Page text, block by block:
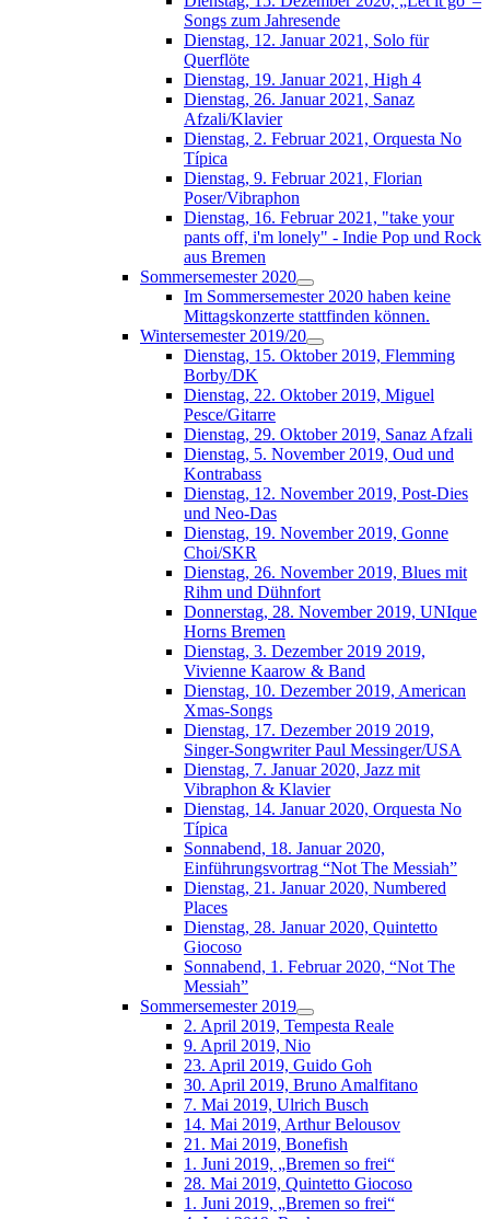
Songs zum Jahresende
Dienstag, 12. Januar 2021, Solo für
Querflöte
Dienstag, 19. Januar 2021, High 4
Dienstag, 26. Januar 2021, Sanaz
Afzali/Klavier
Dienstag, 2. Februar 2021, Orquesta No
Típica
Dienstag, 9. Februar 2021, Florian
Poser/Vibraphon
Dienstag, 16. Februar 2021, "take your
pants off, i'm lonely" - Indie Pop und Rock
aus Bremen
Sommersemester 2020
Im Sommersemester 2020 haben keine
Mittagskonzerte stattfinden können.
Wintersemester 2019/20
Dienstag, 15. Oktober 2019, Flemming
Borby/DK
Dienstag, 22. Oktober 2019, Miguel
Pesce/Gitarre
Dienstag, 29. Oktober 2019, Sanaz Afzali
Dienstag, 5. November 2019, Oud und
Kontrabass
Dienstag, 12. November 2019, Post-Dies
und Neo-Das
Dienstag, 19. November 2019, Gonne
Choi/SKR
Dienstag, 26. November 2019, Blues mit
Rihm und Dühnfort
Donnerstag, 28. November 2019, UNIque
Horns Bremen
Dienstag, 3. Dezember 2019 2019,
Vivienne Kaarow & Band
Dienstag, 10. Dezember 2019, American
Xmas-Songs
Dienstag, 17. Dezember 2019 2019,
Singer-Songwriter Paul Messinger/USA
Dienstag, 7. Januar 2020, Jazz mit
Vibraphon & Klavier
Dienstag, 14. Januar 2020, Orquesta No
Típica
Sonnabend, 18. Januar 2020,
Einführungsvortrag “Not The Messiah”
Dienstag, 21. Januar 2020, Numbered
Places
Dienstag, 28. Januar 2020, Quintetto
Giocoso
Sonnabend, 1. Februar 2020, “Not The
Messiah”
Sommersemester 2019
2. April 2019, Tempesta Reale
9. April 2019, Nio
23. April 2019, Guido Goh
30. April 2019, Bruno Amalfitano
7. Mai 2019, Ulrich Busch
14. Mai 2019, Arthur Belousov
21. Mai 2019, Bonefish
1. Juni 2019, „Bremen so frei“
28. Mai 2019, Quintetto Giocoso
1. Juni 2019, „Bremen so frei“